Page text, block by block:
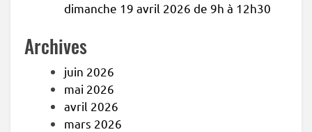
dimanche 19 avril 2026 de 9h à 12h30
Archives
juin 2026
mai 2026
avril 2026
mars 2026